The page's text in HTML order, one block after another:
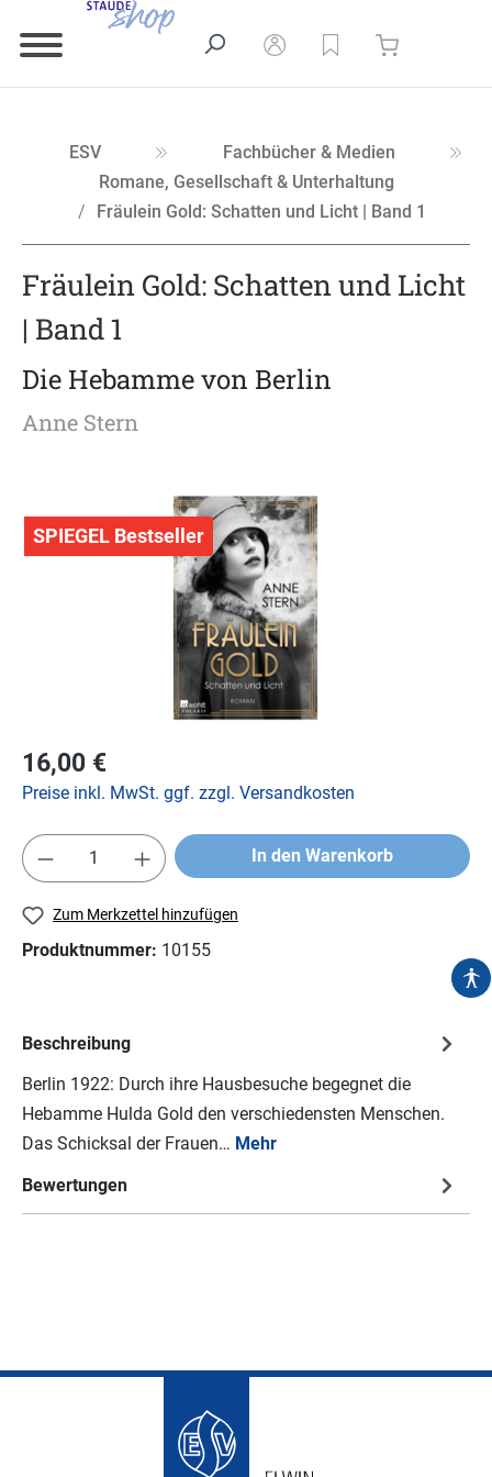
ESV
Fachbücher & Medien
Romane, Gesellschaft & Unterhaltung
Fräulein Gold: Schatten und Licht | Band 1
Fräulein Gold: Schatten und Licht
| Band 1
Die Hebamme von Berlin
Anne Stern
SPIEGEL Bestseller
16,00 €
Preise inkl. MwSt. ggf. zzgl. Versandkosten
In den Warenkorb
Zum Merkzettel hinzufügen
Produktnummer: 10155
Beschreibung
Berlin 1922: Durch ihre Hausbesuche begegnet die
Hebamme Hulda Gold den verschiedensten Menschen.
Das Schicksal der Frauen… Mehr
Bewertungen